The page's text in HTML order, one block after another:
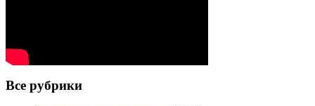
Все рубрики